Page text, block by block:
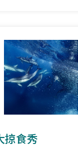
掠食秀